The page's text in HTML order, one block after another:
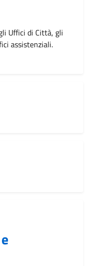
Uffici di Città, gli
assistenziali.